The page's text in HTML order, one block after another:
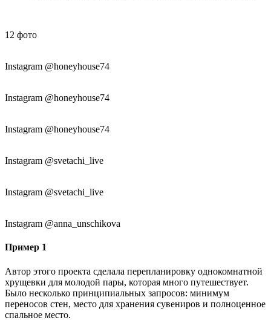
12 фото
Instagram @honeyhouse74
Instagram @honeyhouse74
Instagram @honeyhouse74
Instagram @svetachi_live
Instagram @svetachi_live
Instagram @anna_unschikova
Пример 1
Автор этого проекта сделала перепланировку однокомнатной
хрущевки для молодой пары, которая много путешествует.
Было несколько принципиальных запросов: минимум
переносов стен, место для хранения сувениров и полноценное
спальное место.